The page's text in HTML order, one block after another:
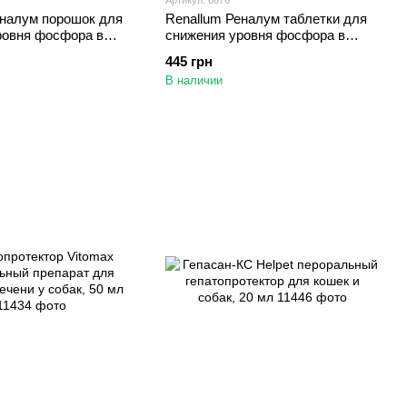
порошок для
фосфора в
Renallum Реналум таблетки для
снижения уровня фосфора в
заболеваниях почек,100 таблеток
445 грн
В наличии